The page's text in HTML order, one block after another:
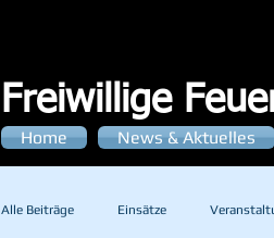
Freiwillige
Home News & Aktuelles
Alle Beiträge Einsätze